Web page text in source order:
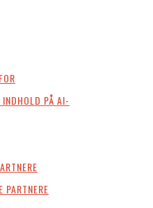
INDHOLD PÅ AI-
PARTNERE